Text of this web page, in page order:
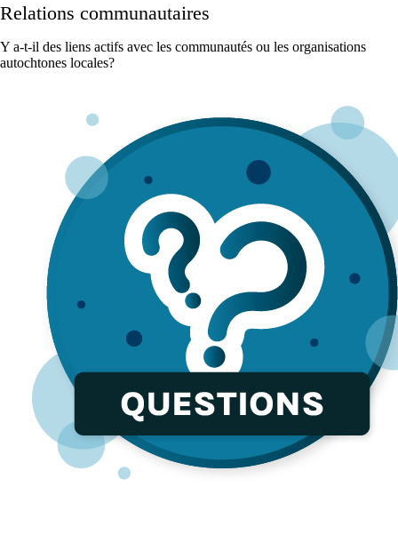
Relations communautaires
Y a-t-il des liens actifs avec les communautés ou les organisations
autochtones locales?